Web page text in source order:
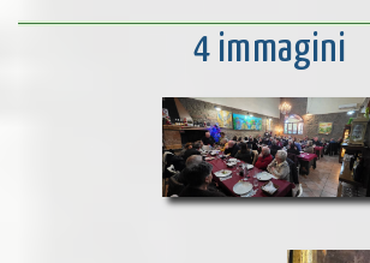
Siti completamente responsive.
Un sito ben fatto porta solo guadagno.
Un gestionale per la tua azienda, fatto su
FraWeb.it si è ormai consolidata nel
convenienza sono gli elementi che ci
4 immagini